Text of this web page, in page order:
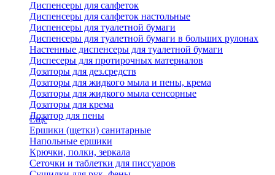
Диспенсеры для салфеток
Диспенсеры для салфеток настольные
Диспенсеры для туалетной бумаги
Диспенсеры для туалетной бумаги в больших рулонах
Настенные диспенсеры для туалетной бумаги
Диспесеры для протирочных материалов
Дозаторы для дез.средств
Дозаторы для жидкого мыла и пены, крема
Дозаторы для жидкого мыла сенсорные
Дозаторы для крема
Дозатор для пены
Еще
Ершики (щетки) санитарные
Напольные ершики
Крючки, полки, зеркала
Сеточки и таблетки для писсуаров